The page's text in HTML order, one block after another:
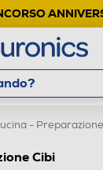
-
Cibi